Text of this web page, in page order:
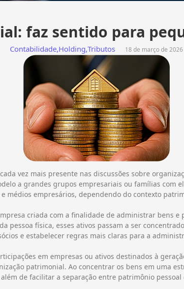
faz sentido para
Contabilidade,Holding,Tributos 18 de março de 2026
vez mais presente nas discussões sobre
a grandes grupos empresariais ou famílias com
médios empresários, dependendo do contexto
criada com a finalidade de administrar bens e
pessoa física, esses ativos passam a ser
e estabelecer regras mais claras para a
em empresas ou ativos destinados à
patrimonial. Ao concentrar os bens em uma
de facilitar a separação entre patrimônio